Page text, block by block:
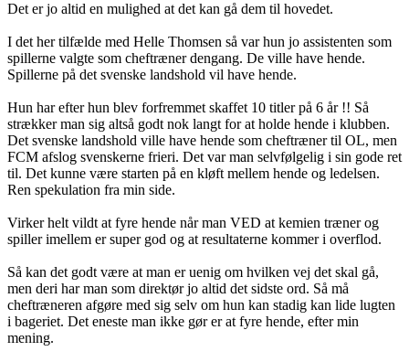
Det er jo altid en mulighed at det kan gå dem til hovedet.
I det her tilfælde med Helle Thomsen så var hun jo assistenten som
spillerne valgte som cheftræner dengang. De ville have hende.
Spillerne på det svenske landshold vil have hende.
Hun har efter hun blev forfremmet skaffet 10 titler på 6 år !! Så
strækker man sig altså godt nok langt for at holde hende i klubben.
Det svenske landshold ville have hende som cheftræner til OL, men
FCM afslog svenskerne frieri. Det var man selvfølgelig i sin gode ret
til. Det kunne være starten på en kløft mellem hende og ledelsen.
Ren spekulation fra min side.
Virker helt vildt at fyre hende når man VED at kemien træner og
spiller imellem er super god og at resultaterne kommer i overflod.
Så kan det godt være at man er uenig om hvilken vej det skal gå,
men deri har man som direktør jo altid det sidste ord. Så må
cheftræneren afgøre med sig selv om hun kan stadig kan lide lugten
i bageriet. Det eneste man ikke gør er at fyre hende, efter min
mening.